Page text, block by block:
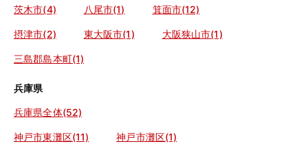
茨木市(4) 八尾市(1) 箕面市(12)
摂津市(2) 東大阪市(1) 大阪狭山市(1)
三島郡島本町(1)
兵庫県
兵庫県全体(52)
神戸市東灘区(11) 神戸市灘区(1)